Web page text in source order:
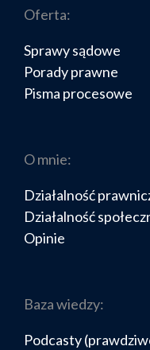
Oferta:
Sprawy sądowe
Porady prawne
Pisma procesowe
O mnie:
Działalność
Działalność
Opinie
Baza wiedzy:
Podcasty